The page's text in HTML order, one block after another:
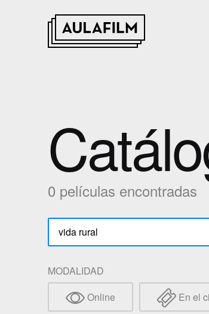
0 películas encontradas
MODALIDAD
Online
En el